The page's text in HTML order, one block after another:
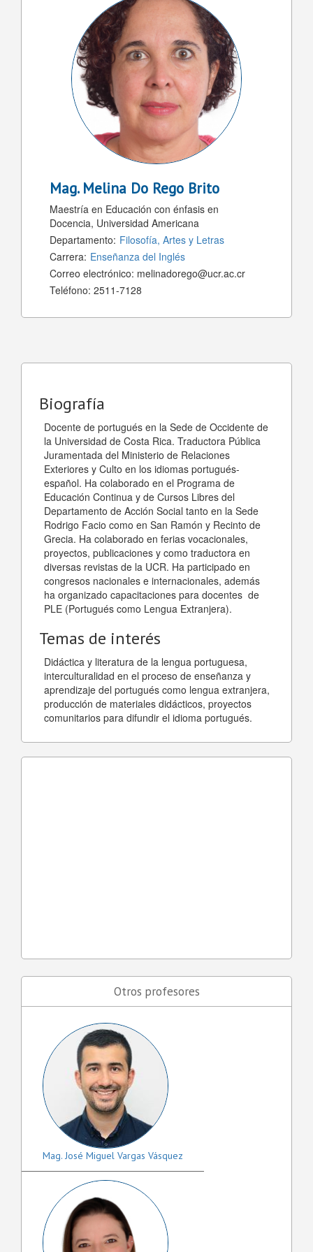
Mag. Melina Do Rego Brito
Maestría en Educación con énfasis en
Docencia, Universidad Americana
Departamento: Filosofía, Artes y Letras
Carrera: Enseñanza del Inglés
Correo electrónico: melinadorego@ucr.ac.cr
Teléfono: 2511-7128
Biografía
Docente de portugués en la Sede de Occidente de
la Universidad de Costa Rica. Traductora Pública
Juramentada del Ministerio de Relaciones
Exteriores y Culto en los idiomas portugués-
español. Ha colaborado en el Programa de
Educación Continua y de Cursos Libres del
Departamento de Acción Social tanto en la Sede
Rodrigo Facio como en San Ramón y Recinto de
Grecia. Ha colaborado en ferias vocacionales,
proyectos, publicaciones y como traductora en
diversas revistas de la UCR. Ha participado en
congresos nacionales e internacionales, además
ha organizado capacitaciones para docentes de
PLE (Portugués como Lengua Extranjera).
Temas de interés
Didáctica y literatura de la lengua portuguesa,
interculturalidad en el proceso de enseñanza y
aprendizaje del portugués como lengua extranjera,
producción de materiales didácticos, proyectos
comunitarios para difundir el idioma portugués.
Otros profesores
Mag. José Miguel Vargas Vásquez